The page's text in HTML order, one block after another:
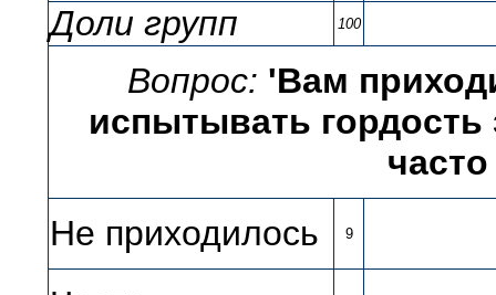
Доли групп
100
Вопрос: 'Вам
испытывать гордость
Не приходилось
9